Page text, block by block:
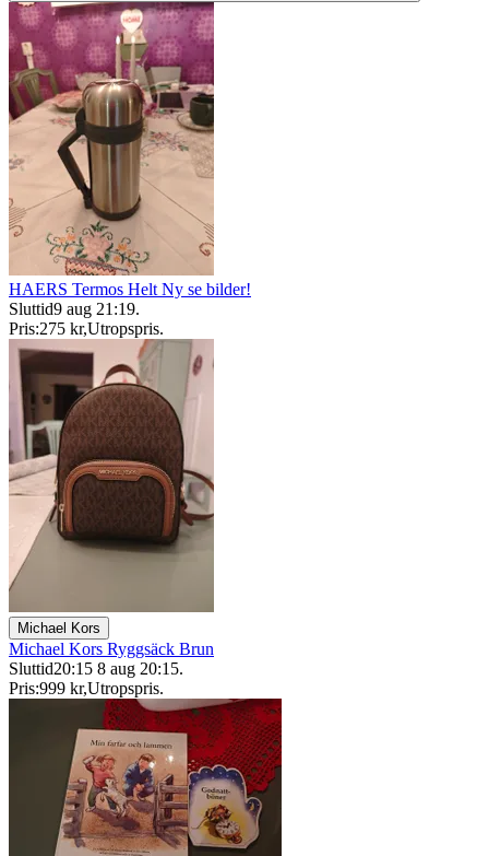
HAERS Termos Helt Ny se bilder!
Sluttid9 aug 21:19.
Pris:275 kr,Utropspris.
Michael Kors
Michael Kors Ryggsäck Brun
Sluttid20:15 8 aug 20:15.
Pris:999 kr,Utropspris.